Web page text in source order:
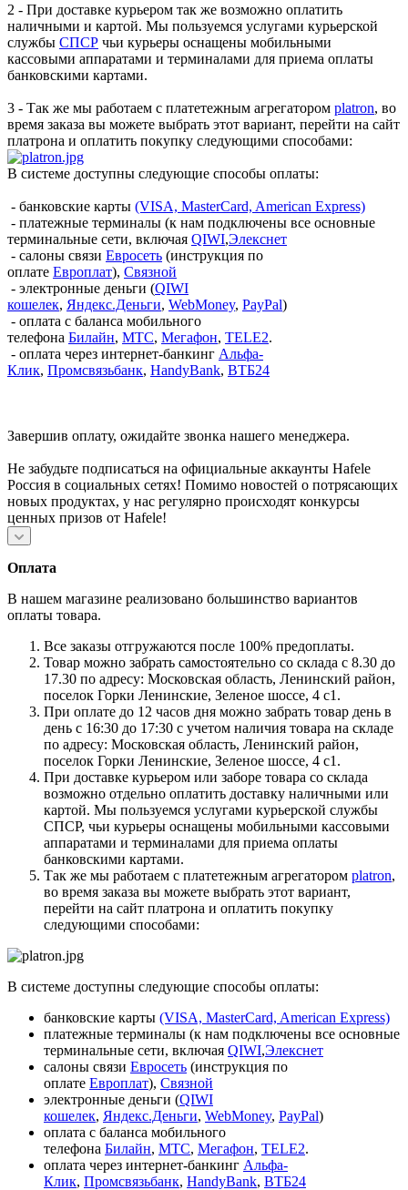
2 - При доставке курьером так же возможно оплатить
наличными и картой. Мы пользуемся услугами курьерской
службы СПСР чьи курьеры оснащены мобильными
кассовыми аппаратами и терминалами для приема оплаты
банковскими картами.
3 - Так же мы работаем с платетежным агрегатором platron, во
время заказа вы можете выбрать этот вариант, перейти на сайт
платрона и оплатить покупку следующими способами:
В системе доступны следующие способы оплаты:
- банковские карты (VISA, MasterCard, American Express)
- платежные терминалы (к нам подключены все основные
терминальные сети, включая QIWI,Элекснет
- салоны связи Евросеть (инструкция по
оплате Европлат), Связной
- электронные деньги (QIWI
кошелек, Яндекс.Деньги, WebMoney, PayPal)
- оплата с баланса мобильного
телефона Билайн, МТС, Мегафон, TELE2.
- оплата через интернет-банкинг Альфа-
Клик, Промсвязьбанк, HandyBank, ВТБ24
Завершив оплату, ожидайте звонка нашего менеджера.
Не забудьте подписаться на официальные аккаунты Hafele
Россия в социальных сетях! Помимо новостей о потрясающих
новых продуктах, у нас регулярно происходят конкурсы
ценных призов от Hafele!
Оплата
В нашем магазине реализовано большинство вариантов
оплаты товара.
Все заказы отгружаются после 100% предоплаты.
Товар можно забрать самостоятельно со склада с 8.30 до
17.30 по адресу: Московская область, Ленинский район,
поселок Горки Ленинские, Зеленое шоссе, 4 с1.
При оплате до 12 часов дня можно забрать товар день в
день с 16:30 до 17:30 с учетом наличия товара на складе
по адресу: Московская область, Ленинский район,
поселок Горки Ленинские, Зеленое шоссе, 4 с1.
При доставке курьером или заборе товара со склада
возможно отдельно оплатить доставку наличными или
картой. Мы пользуемся услугами курьерской службы
СПСР, чьи курьеры оснащены мобильными кассовыми
аппаратами и терминалами для приема оплаты
банковскими картами.
Так же мы работаем с платетежным агрегатором platron,
во время заказа вы можете выбрать этот вариант,
перейти на сайт платрона и оплатить покупку
следующими способами:
В системе доступны следующие способы оплаты:
банковские карты (VISA, MasterCard, American Express)
платежные терминалы (к нам подключены все основные
терминальные сети, включая QIWI,Элекснет
салоны связи Евросеть (инструкция по
оплате Европлат), Связной
электронные деньги (QIWI
кошелек, Яндекс.Деньги, WebMoney, PayPal)
оплата с баланса мобильного
телефона Билайн, МТС, Мегафон, TELE2.
оплата через интернет-банкинг Альфа-
Клик, Промсвязьбанк, HandyBank, ВТБ24